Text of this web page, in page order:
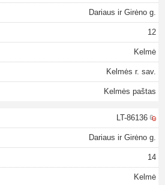
Dariaus ir Girėno g.
12
Kelmė
Kelmės r. sav.
Kelmės paštas
LT-86136
Dariaus ir Girėno g.
14
Kelmė